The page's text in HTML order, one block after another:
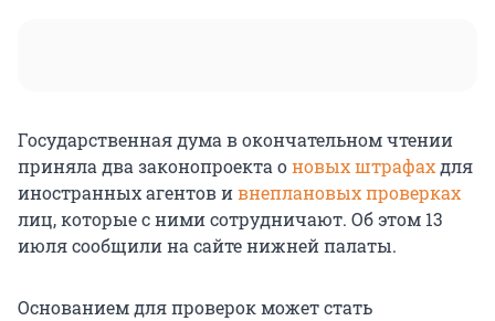
Государственная дума в окончательном чтении
приняла два законопроекта оновых штрафахдля
иностранных агентов ивнеплановых проверках
лиц, которые с ними сотрудничают. Об этом 13
июля сообщили на сайте нижней палаты.
Основанием для проверок может стать